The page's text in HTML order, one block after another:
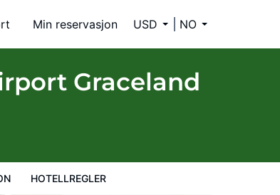
Min reservasjon USD NO
Graceland
HOTELLREGLER